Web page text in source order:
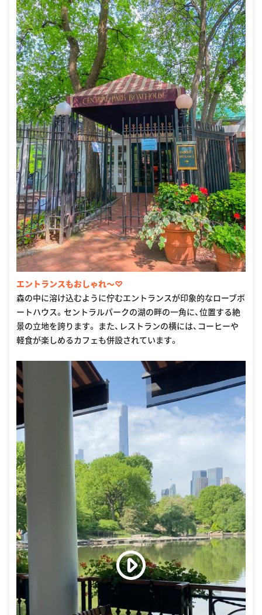
エントランスもおしゃれ〜♡
森の中に溶け込むように佇むエントランスが印象的なローブボ
ートハウス。セントラルパークの湖の畔の一角に、位置する絶
景の立地を誇ります。 また、レストランの横には、コーヒーや
軽食が楽しめるカフェも併設されています。